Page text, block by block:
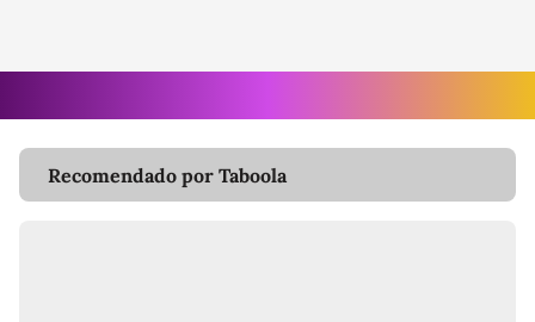
Recomendado por Taboola